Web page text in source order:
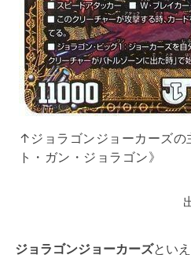
↑ジョラゴンジョーカーズの
ト・ガン・ジョラゴン》
ジョラゴンジョーカーズとい